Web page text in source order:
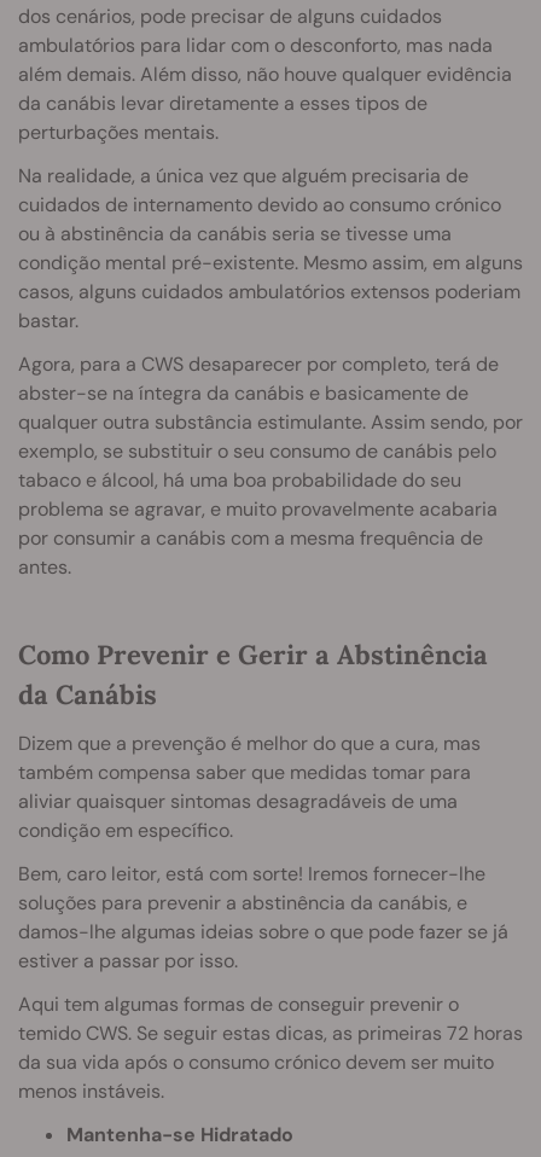
dos cenários, pode precisar de alguns cuidados
ambulatórios para lidar com o desconforto, mas nada
além demais. Além disso, não houve qualquer evidência
da canábis levar diretamente a esses tipos de
perturbações mentais.
Na realidade, a única vez que alguém precisaria de
cuidados de internamento devido ao consumo crónico
ou à abstinência da canábis seria se tivesse uma
condição mental pré-existente. Mesmo assim, em alguns
casos, alguns cuidados ambulatórios extensos poderiam
bastar.
Agora, para a CWS desaparecer por completo, terá de
abster-se na íntegra da canábis e basicamente de
qualquer outra substância estimulante. Assim sendo, por
exemplo, se substituir o seu consumo de canábis pelo
tabaco e álcool, há uma boa probabilidade do seu
problema se agravar, e muito provavelmente acabaria
por consumir a canábis com a mesma frequência de
antes.
Como Prevenir e Gerir a Abstinência
da Canábis
Dizem que a prevenção é melhor do que a cura, mas
também compensa saber que medidas tomar para
aliviar quaisquer sintomas desagradáveis de uma
condição em específico.
Bem, caro leitor, está com sorte! Iremos fornecer-lhe
soluções para prevenir a abstinência da canábis, e
damos-lhe algumas ideias sobre o que pode fazer se já
estiver a passar por isso.
Aqui tem algumas formas de conseguir prevenir o
temido CWS. Se seguir estas dicas, as primeiras 72 horas
da sua vida após o consumo crónico devem ser muito
menos instáveis.
Mantenha-se Hidratado